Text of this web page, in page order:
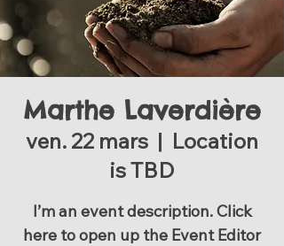
Marthe Laverdière
ven. 22 mars
  |
Location
is TBD
I’m an event description. Click
here to open up the Event Editor